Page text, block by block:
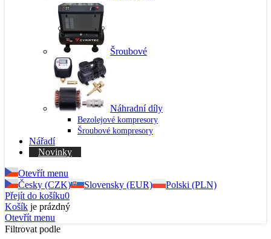
Šroubové
Náhradní díly
Bezolejové kompresory
Šroubové kompresory
Nářadí
Novinky
Otevřít menu
Česky (CZK)
Slovensky (EUR)
Polski (PLN)
Přejít do košíku0
Košík je prázdný
Otevřít menu
Filtrovat podle